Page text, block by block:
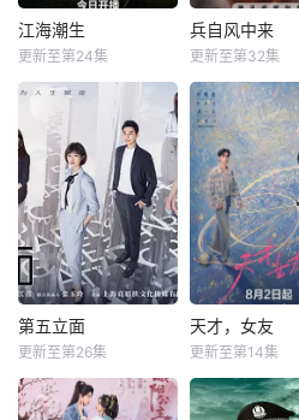
江海潮生
更新至第24集
兵自风中来
更新至第32集
第五立面
更新至第26集
天才，女友
更新至第14集